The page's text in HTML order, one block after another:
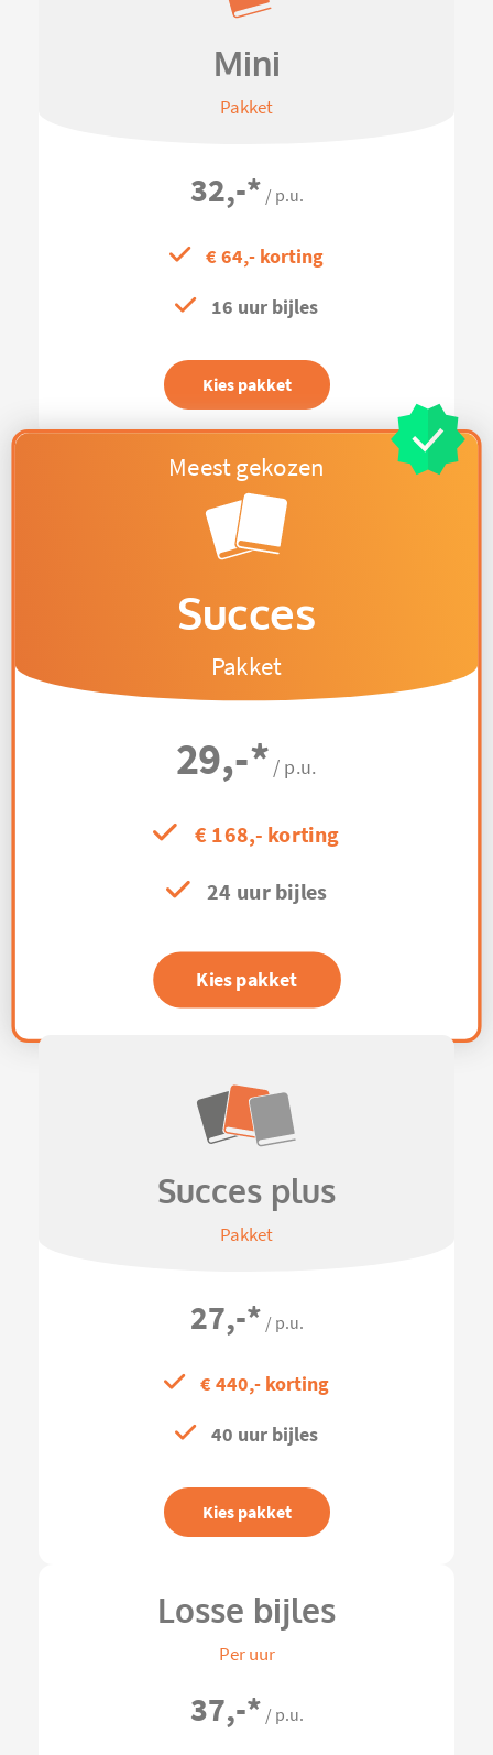
Mini
Pakket
32,-* / p.u.
€ 64,- korting
16 uur bijles
Kies pakket
Succes
Pakket
29,-* / p.u.
€ 168,- korting
24 uur bijles
Kies pakket
Succes plus
Pakket
27,-* / p.u.
€ 440,- korting
40 uur bijles
Kies pakket
Losse bijles
Per uur
37,-* / p.u.